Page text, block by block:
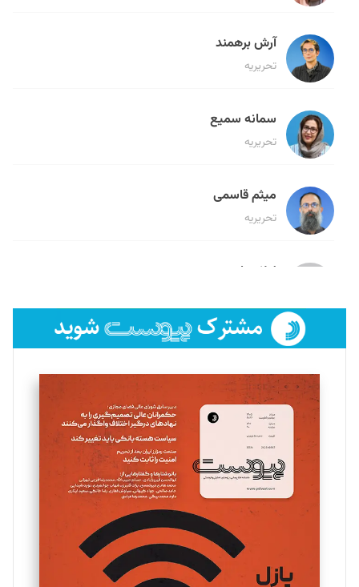
آرش برهمند
تحریریه
سمانه سمیع
تحریریه
میثم قاسمی
تحریریه
لیلا حنارود
فائزه فتحی رستمی
تحریریه
سروش کرمیان
تحریریه
مینا پاکدل
یسنا امان‌پور